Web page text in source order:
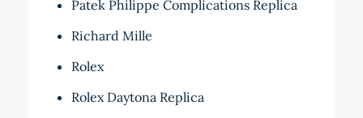
Patek Philippe Complications Replica
Richard Mille
Rolex
Rolex Daytona Replica